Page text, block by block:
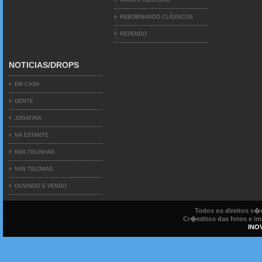
REBOBINANDO CLÁSSICOS
REVENDO
NOTICIAS/DROPS
EM CASA
GENTE
JOGATINA
NA ESTANTE
NAS TELINHAS
NAS TELONAS
OUVINDO E VENDO
Todos os direitos
Cr�editos das fotos e